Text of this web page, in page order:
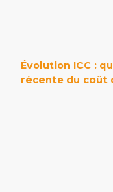
Évolution ICC :
récente du coût